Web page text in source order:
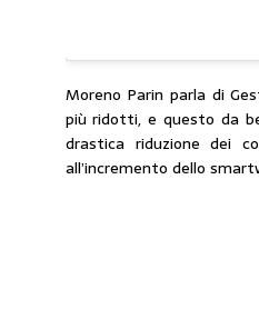
Moreno Parin parla di
più ridotti, e questo da
drastica riduzione dei
all’incremento dello